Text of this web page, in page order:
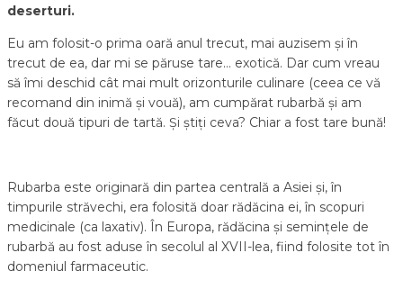
deserturi.
Eu am folosit-o prima oară anul trecut, mai auzisem și în
trecut de ea, dar mi se păruse tare… exotică. Dar cum vreau
să îmi deschid cât mai mult orizonturile culinare (ceea ce vă
recomand din inimă și vouă), am cumpărat rubarbă și am
făcut două tipuri de tartă. Și știți ceva? Chiar a fost tare bună!
Rubarba este originară din partea centrală a Asiei și, în
timpurile străvechi, era folosită doar rădăcina ei, în scopuri
medicinale (ca laxativ). În Europa, rădăcina și semințele de
rubarbă au fost aduse în secolul al XVII-lea, fiind folosite tot în
domeniul farmaceutic.